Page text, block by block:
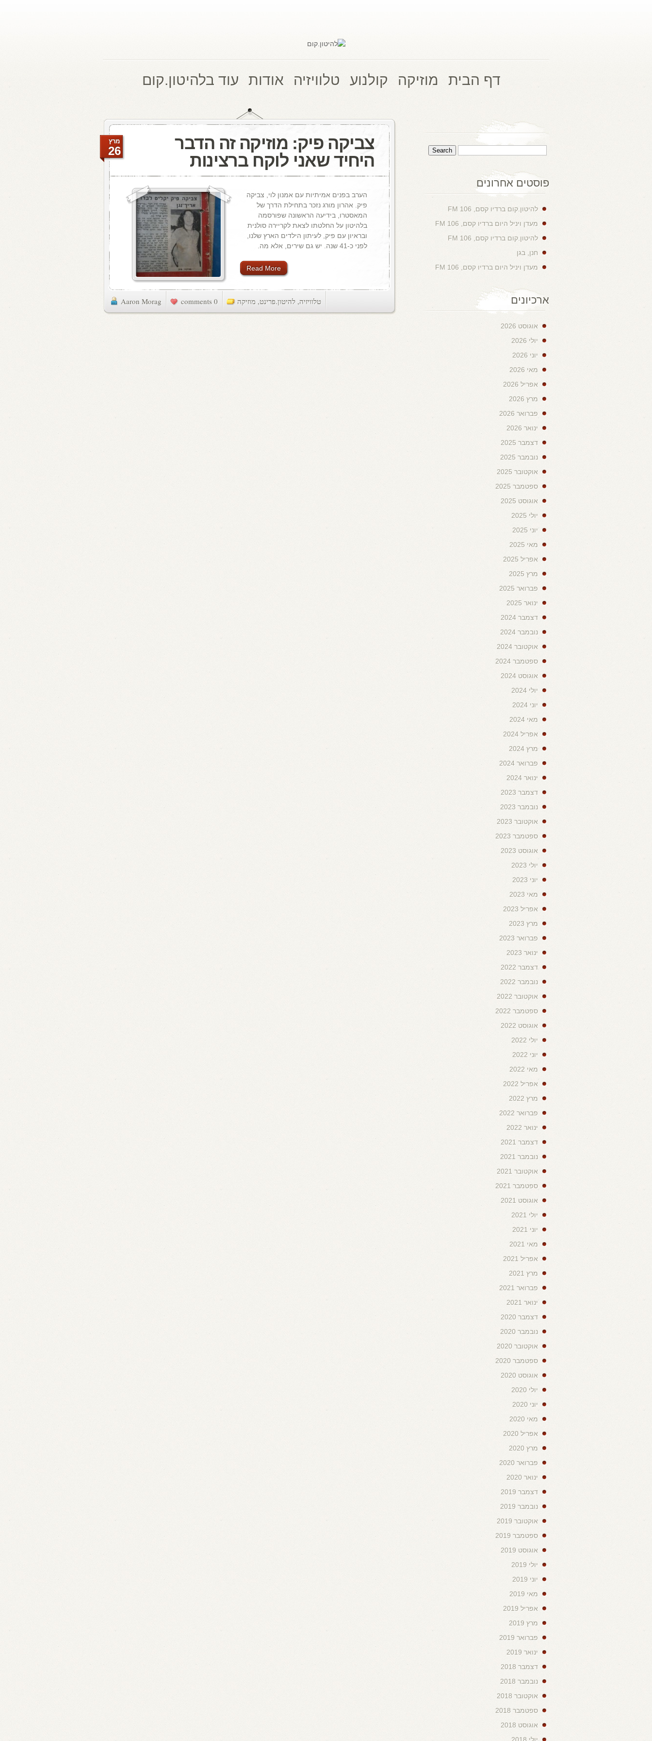
דף הבית מוזיקה קולנוע טלוויזיה אודות עוד בלהיטון.קום
צביקה פיק: מוזיקה זה הדבר
היחיד שאני לוקח ברצינות
מרץ
26
הערב בפנים אמיתיות עם אמנון לוי, צביקה
פיק. אהרון מורג נזכר בתחילת הדרך של
המאסטרו, בידיעה הראשונה שפורסמה
בלהיטון על החלטתו לצאת לקריירה סולנית
ובראיון עם פיק, לעיתון הילדים הארץ שלנו,
לפני כ-41 שנה. יש גם שירים, אלא מה.
Read More
Aaron Morag 0 comments טלוויזיה, להיטון.פרינט, מוזיקה
פוסטים אחרונים
להיטון.קום ברדיו קסם, 106 FM
מעדן ויניל היום ברדיו קסם, 106 FM
להיטון.קום ברדיו קסם, 106 FM
חנן, בגן
מעדן ויניל היום ברדיו קסם, 106 FM
ארכיונים
אוגוסט 2026
יולי 2026
יוני 2026
מאי 2026
אפריל 2026
מרץ 2026
פברואר 2026
ינואר 2026
דצמבר 2025
נובמבר 2025
אוקטובר 2025
ספטמבר 2025
אוגוסט 2025
יולי 2025
יוני 2025
מאי 2025
אפריל 2025
מרץ 2025
פברואר 2025
ינואר 2025
דצמבר 2024
נובמבר 2024
אוקטובר 2024
ספטמבר 2024
אוגוסט 2024
יולי 2024
יוני 2024
מאי 2024
אפריל 2024
מרץ 2024
פברואר 2024
ינואר 2024
דצמבר 2023
נובמבר 2023
אוקטובר 2023
ספטמבר 2023
אוגוסט 2023
יולי 2023
יוני 2023
מאי 2023
אפריל 2023
מרץ 2023
פברואר 2023
ינואר 2023
דצמבר 2022
נובמבר 2022
אוקטובר 2022
ספטמבר 2022
אוגוסט 2022
יולי 2022
יוני 2022
מאי 2022
אפריל 2022
מרץ 2022
פברואר 2022
ינואר 2022
דצמבר 2021
נובמבר 2021
אוקטובר 2021
ספטמבר 2021
אוגוסט 2021
יולי 2021
יוני 2021
מאי 2021
אפריל 2021
מרץ 2021
פברואר 2021
ינואר 2021
דצמבר 2020
נובמבר 2020
אוקטובר 2020
ספטמבר 2020
אוגוסט 2020
יולי 2020
יוני 2020
מאי 2020
אפריל 2020
מרץ 2020
פברואר 2020
ינואר 2020
דצמבר 2019
נובמבר 2019
אוקטובר 2019
ספטמבר 2019
אוגוסט 2019
יולי 2019
יוני 2019
מאי 2019
אפריל 2019
מרץ 2019
פברואר 2019
ינואר 2019
דצמבר 2018
נובמבר 2018
אוקטובר 2018
ספטמבר 2018
אוגוסט 2018